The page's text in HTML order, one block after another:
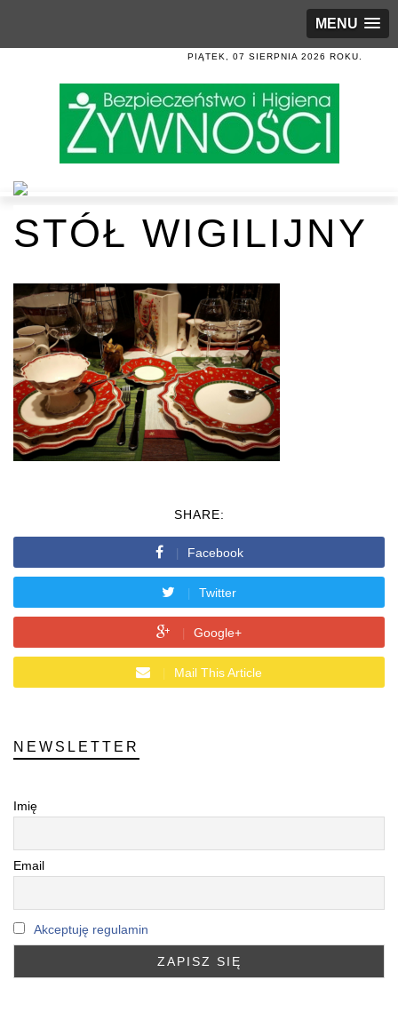
MENU
PIĄTEK, 07 SIERPNIA 2026 ROKU.
STÓŁ WIGILIJNY
SHARE:
Facebook
Twitter
Google+
Mail This Article
NEWSLETTER
Imię
Email
Akceptuję regulamin